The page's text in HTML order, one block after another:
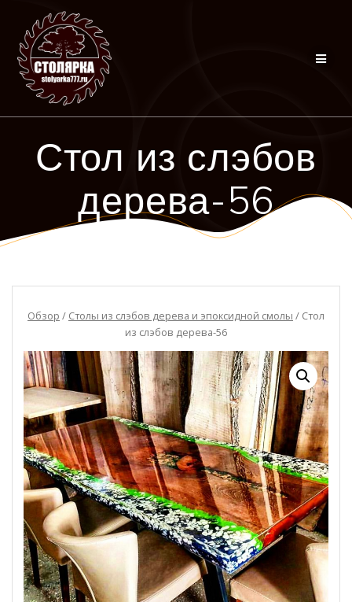
Стол из слэбов
дерева-56
Обзор / Столы из слэбов дерева и эпоксидной смолы / Стол
из слэбов дерева-56